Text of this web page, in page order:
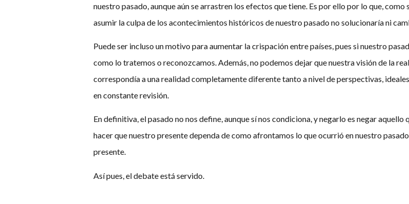
nuestro pasado, aunque aún se arrastren los efectos que tiene. Es por ello por lo que,
asumir la culpa de los acontecimientos históricos de nuestro pasado no solucionaría ni
Puede ser incluso un motivo para aumentar la crispación entre países, pues si nuestro
como lo tratemos o reconozcamos. Además, no podemos dejar que nuestra visión de la
correspondía a una realidad completamente diferente tanto a nivel de perspectivas,
en constante revisión.
En definitiva, el pasado no nos define, aunque sí nos condiciona, y negarlo es negar
hacer que nuestro presente dependa de como afrontamos lo que ocurrió en nuestro
presente.
Así pues, el debate está servido.